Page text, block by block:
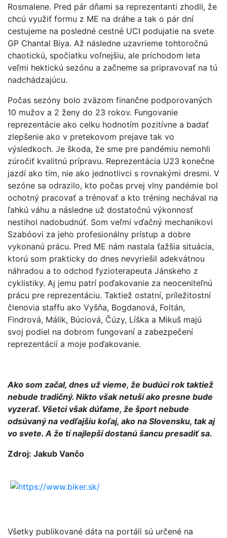
Rosmalene. Pred pár dňami sa reprezentanti zhodli, že
chcú využiť formu z ME na dráhe a tak o pár dní
cestujeme na posledné cestné UCI podujatie na svete
GP Chantal Biya. Až následne uzavrieme tohtoročnú
chaotickú, spočiatku voľnejšiu, ale príchodom leta
veľmi hektickú sezónu a začneme sa pripravovať na tú
nadchádzajúcu.
Počas sezóny bolo zväzom finančne podporovaných
10 mužov a 2 ženy do 23 rokov. Fungovanie
reprezentácie ako celku hodnotím pozitívne a badať
zlepšenie ako v pretekovom prejave tak vo
výsledkoch. Je škoda, že sme pre pandémiu nemohli
zúročiť kvalitnú prípravu. Reprezentácia U23 konečne
jazdí ako tím, nie ako jednotlivci s rovnakými dresmi. V
sezóne sa odrazilo, kto počas prvej vlny pandémie bol
ochotný pracovať a trénovať a kto tréning nechával na
ľahkú váhu a následne už dostatočnú výkonnosť
nestihol nadobudnúť. Som veľmi vďačný mechanikovi
Szabóovi za jeho profesionálny prístup a dobre
vykonanú prácu. Pred ME nám nastala ťažšia situácia,
ktorú som prakticky do dnes nevyriešil adekvátnou
náhradou a to odchod fyzioterapeuta Jánskeho z
cyklistiky. Aj jemu patrí poďakovanie za neoceniteľnú
prácu pre reprezentáciu. Taktiež ostatní, príležitostní
členovia staffu ako Vyšňa, Bogdanová, Foltán,
Findrová, Málik, Búciová, Čúzy, Líška a Mikuš majú
svoj podiel na dobrom fungovaní a zabezpečení
reprezentácií a moje poďakovanie.
Ako som začal, dnes už vieme, že budúci rok taktiež
nebude tradičný. Nikto však netuší ako presne bude
vyzerať. Všetci však dúfame, že šport nebude
odsúvaný na vedľajšiu koľaj, ako na Slovensku, tak aj
vo svete. A že tí najlepší dostanú šancu presadiť sa.
Zdroj: Jakub Vančo
Všetky publikované dáta na portáli sú určené na